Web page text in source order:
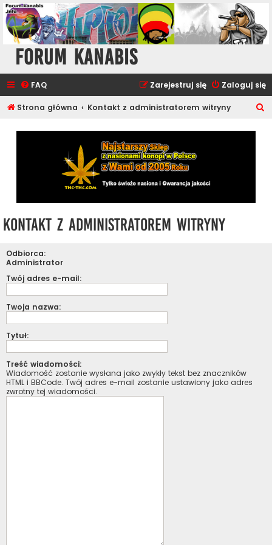
Forum Kanabis
FAQ Zaloguj się
Zarejestruj się
Strona główna Kontakt z administratorem witryny
Kontakt z administratorem witryny
Odbiorca:
Administrator
Twój adres e-mail:
Twoja nazwa:
Tytuł:
Treść wiadomości:
Wiadomość zostanie wysłana jako zwykły tekst bez znaczników
HTML i BBCode. Twój adres e-mail zostanie ustawiony jako adres
zwrotny tej wiadomości.